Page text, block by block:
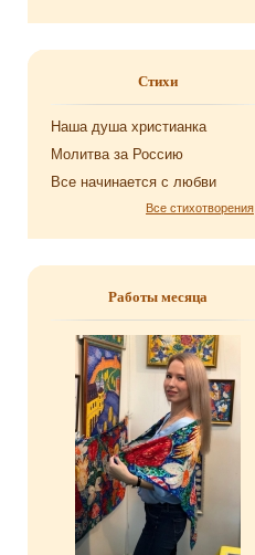
Стихи
Наша душа хри­сти­ан­ка
Мо­лит­ва за Рос­сию
Все на­чи­на­ет­ся с любви
Все стихотворения
Работы месяца